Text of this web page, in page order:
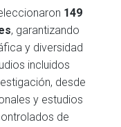
149
, garantizando
y diversidad
incluidos
desde
y estudios
de